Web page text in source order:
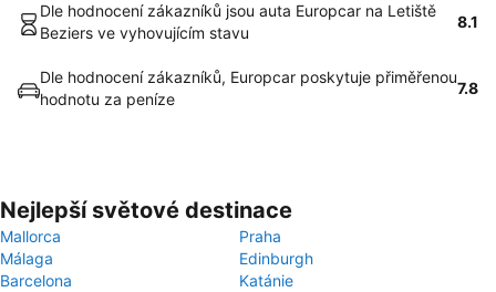
Dle hodnocení zákazníků jsou auta Europcar na Letiště
Beziers ve vyhovujícím stavu
8.1
Dle hodnocení zákazníků, Europcar poskytuje přiměřenou
hodnotu za peníze
7.8
Nejlepší světové destinace
Mallorca
Praha
Málaga
Edinburgh
Barcelona
Katánie